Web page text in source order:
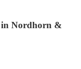
in Nordhorn &